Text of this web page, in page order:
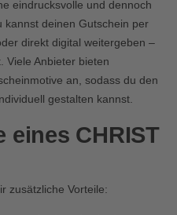
eindrucksvolle und dennoch
kannst deinen Gutschein per
direkt digital weitergeben –
Viele Anbieter bieten
an, sodass du den
gestalten kannst.
eines CHRIST
zusätzliche Vorteile: